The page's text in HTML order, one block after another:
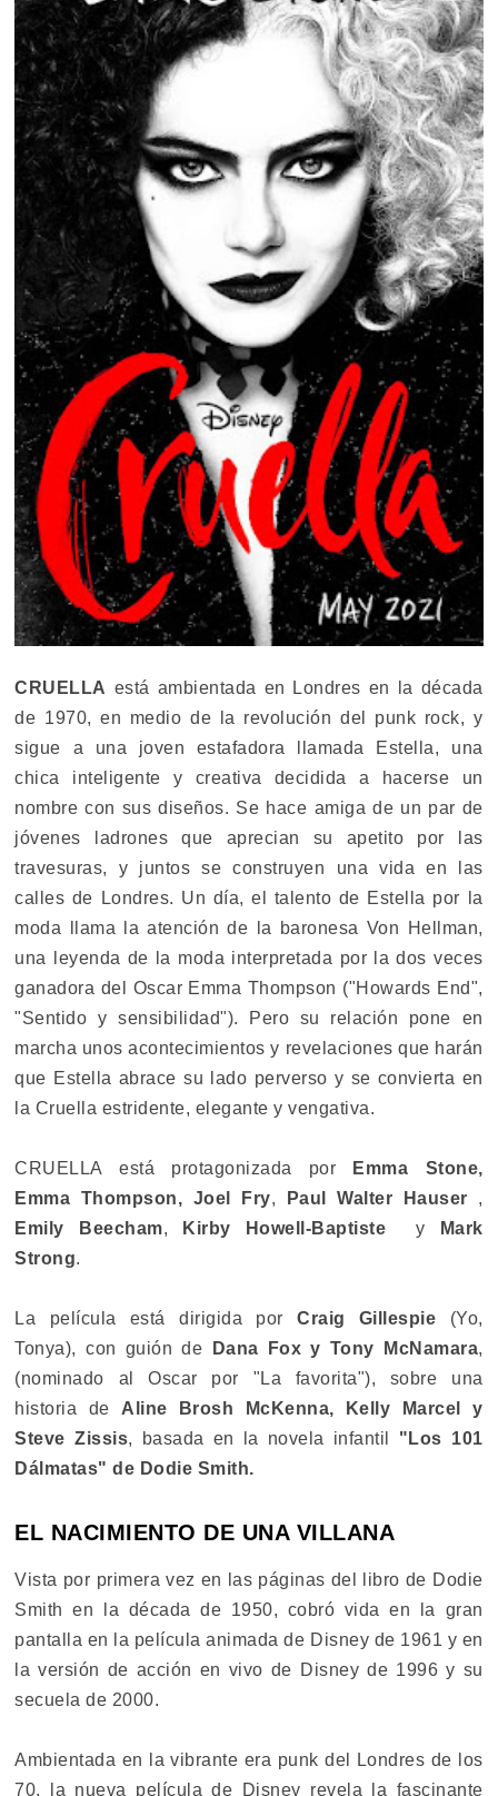
CRUELLA está ambientada en Londres en la década
de 1970, en medio de la revolución del punk rock, y
sigue a una joven estafadora llamada Estella, una
chica inteligente y creativa decidida a hacerse un
nombre con sus diseños. Se hace amiga de un par de
jóvenes ladrones que aprecian su apetito por las
travesuras, y juntos se construyen una vida en las
calles de Londres. Un día, el talento de Estella por la
moda llama la atención de la baronesa Von Hellman,
una leyenda de la moda interpretada por la dos veces
ganadora del Oscar Emma Thompson ("Howards End",
"Sentido y sensibilidad"). Pero su relación pone en
marcha unos acontecimientos y revelaciones que harán
que Estella abrace su lado perverso y se convierta en
la Cruella estridente, elegante y vengativa.
CRUELLA está protagonizada por
Emma Stone,
Emma Thompson, Joel Fry, Paul Walter Hauser ,
Emily Beecham, Kirby Howell-Baptiste y
Mark
Strong.
La película está dirigida porCraig Gillespie (Yo,
Tonya), con guión de
Dana Fox y Tony McNamara,
(nominado al Oscar por "La favorita"), sobre una
historia de Aline Brosh McKenna, Kelly Marcel y
Steve Zissis, basada en la novela infantil "Los 101
Dálmatas" de Dodie Smith.
EL NACIMIENTO DE UNA VILLANA
Vista por primera vez en las páginas del libro de Dodie
Smith en la década de 1950, cobró vida en la gran
pantalla en la película animada de Disney de 1961 y en
la versión de acción en vivo de Disney de 1996 y su
secuela de 2000.
Ambientada en la vibrante era punk del Londres de los
70, la nueva película de Disney revela la fascinante